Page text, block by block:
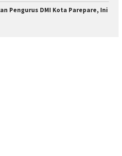
Pengurus DMI Kota Parepare, Ini